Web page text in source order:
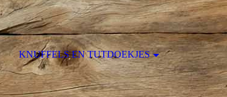
KNUFFELS EN TUTDOEKJES